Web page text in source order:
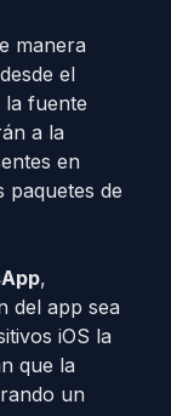
manera
el
la fuente
a la
en
paquetes de
,
del app sea
iOS la
que la
un